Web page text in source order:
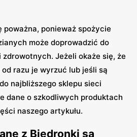
ponieważ spożycie
może doprowadzić do
Jeżeli okaże się, że
razu je wyrzuć lub jeśli są
najbliższego sklepu sieci
dane o szkodliwych produktach
naszego artykułu.
z Biedronki są